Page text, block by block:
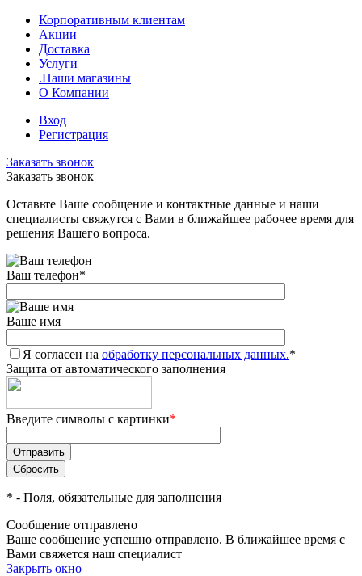
Корпоративным клиентам
Акции
Доставка
Услуги
.Наши магазины
О Компании
Вход
Регистрация
Заказать звонок
Заказать звонок
Оставьте Ваше сообщение и контактные данные и наши
специалисты свяжутся с Вами в ближайшее рабочее время для
решения Вашего вопроса.
Ваш телефон*
Ваше имя
Я согласен на обработку персональных данных.*
Защита от автоматического заполнения
Введите символы с картинки*
* - Поля, обязательные для заполнения
Сообщение отправлено
Ваше сообщение успешно отправлено. В ближайшее время с
Вами свяжется наш специалист
Закрыть окно